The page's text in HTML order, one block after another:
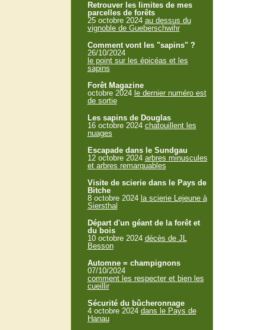
Retrouver les limites de mes
parcelles de forêts
25 octobre 2024 au dessus du
vignoble de Gueberschwihr
Comment vont les "sapins" ?
26/10/2024
le point sur les épicéas et les
sapins
Forêt Magazine
octobre 2024 le dernier numéro est
de sortie
Les sapins de Douglas
16 octobre 2024 chatouillent les
nuages
Escapade dans le Sundgau
12 octobre 2024 arbres minuscules
et arbres remarquables
Visite de scierie dans le Pays de
Bitche
8 octobre 2024 la scierie Lejeune à
Siersthal
Départ d'un géant de la forêt et
du bois
10 octobre 2024 décès de JL
Besson
Automne = champignons
07/10/2024
comment les respecter et bien les
cueillir
Sécurité du bûcheronnage
4 octobre 2024 dans le Pays de
Hanau